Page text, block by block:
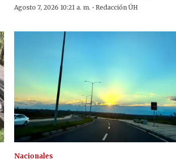
Agosto 7, 2026 10:21 a. m. ·Redacción ÚH
Nacionales